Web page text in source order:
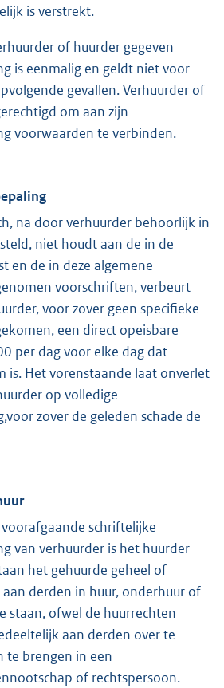
is verstrekt.
of huurder gegeven
is eenmalig en geldt niet voor
gevallen. Verhuurder of
om aan zijn
voorwaarden te verbinden.
na door verhuurder behoorlijk in
niet houdt aan de in de
en de in deze algemene
voorschriften, verbeurt
voor zover geen specifieke
een direct opeisbare
per dag voor elke dag dat
is. Het vorenstaande laat onverlet
op volledige
zover de geleden schade de
schriftelijke
van verhuurder is het huurder
het gehuurde geheel of
derden in huur, onderhuur of
staan, ofwel de huurrechten
aan derden over te
te brengen in een
of rechtspersoon.